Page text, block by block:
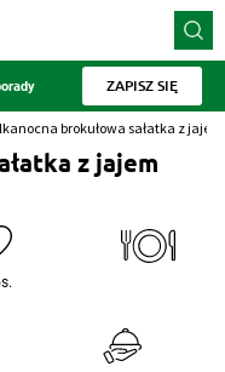
ZAPISZ SIĘ
brokułowa sałatka z jajem
z jajem